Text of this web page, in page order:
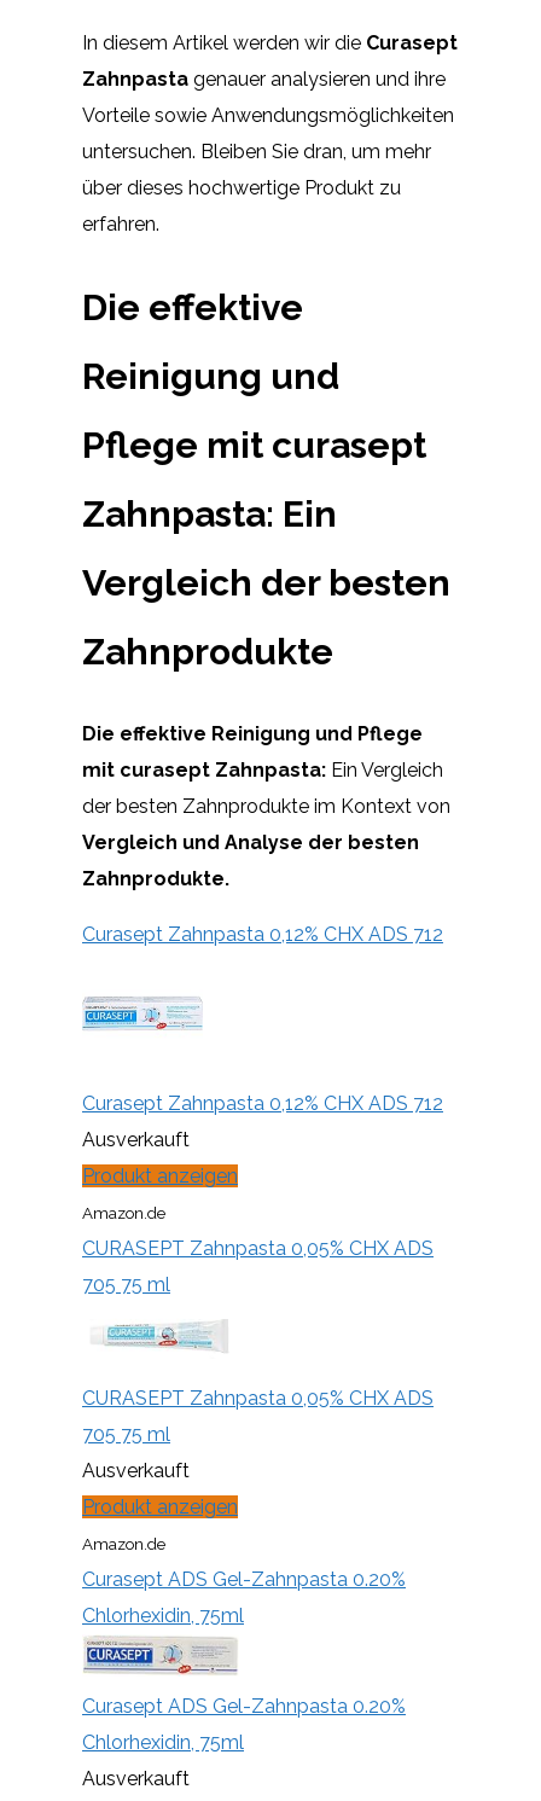
In diesem Artikel werden wir die Curasept
Zahnpasta genauer analysieren und ihre
Vorteile sowie Anwendungsmöglichkeiten
untersuchen. Bleiben Sie dran, um mehr
über dieses hochwertige Produkt zu
erfahren.
Die effektive
Reinigung und
Pflege mit curasept
Zahnpasta: Ein
Vergleich der besten
Zahnprodukte
Die effektive Reinigung und Pflege
mit curasept Zahnpasta: Ein Vergleich
der besten Zahnprodukte im Kontext von
Vergleich und Analyse der besten
Zahnprodukte.
Curasept Zahnpasta 0,12% CHX ADS 712
Curasept Zahnpasta 0,12% CHX ADS 712
Ausverkauft
Produkt anzeigen
Amazon.de
CURASEPT Zahnpasta 0,05% CHX ADS
705 75 ml
CURASEPT Zahnpasta 0,05% CHX ADS
705 75 ml
Ausverkauft
Produkt anzeigen
Amazon.de
Curasept ADS Gel-Zahnpasta 0.20%
Chlorhexidin, 75ml
Curasept ADS Gel-Zahnpasta 0.20%
Chlorhexidin, 75ml
Ausverkauft